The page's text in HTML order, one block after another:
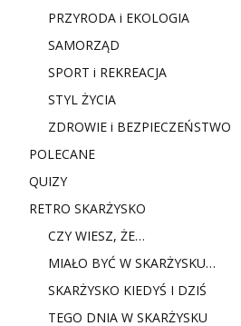
PRZYRODA i EKOLOGIA
SAMORZĄD
SPORT i REKREACJA
STYL ŻYCIA
ZDROWIE i BEZPIECZEŃSTWO
POLECANE
QUIZY
RETRO SKARŻYSKO
CZY WIESZ, ŻE…
MIAŁO BYĆ W SKARŻYSKU…
SKARŻYSKO KIEDYŚ I DZIŚ
TEGO DNIA W SKARŻYSKU